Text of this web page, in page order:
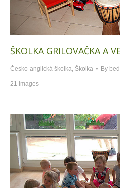
ŠKOLKA GRILOVAČKA A
Česko-anglická školka, Školka By
21 images